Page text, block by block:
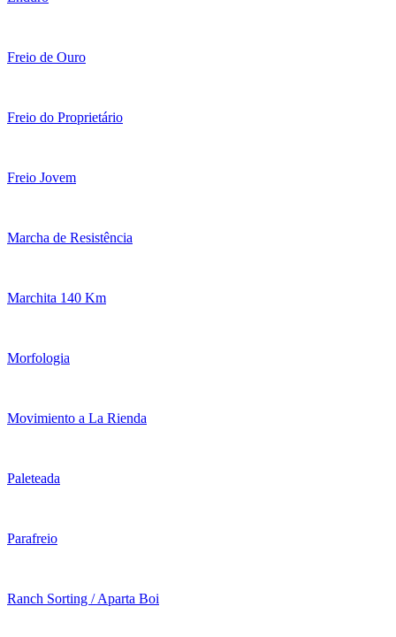
Freio de Ouro
Freio do Proprietário
Freio Jovem
Marcha de Resistência
Marchita 140 Km
Morfologia
Movimiento a La Rienda
Paleteada
Parafreio
Ranch Sorting / Aparta Boi